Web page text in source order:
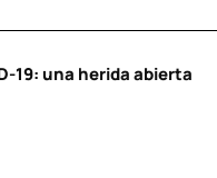
19: una herida abierta